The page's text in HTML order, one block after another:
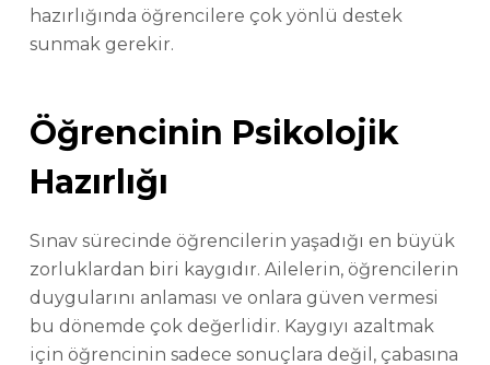
hazırlığında öğrencilere çok yönlü destek
sunmak gerekir.
Öğrencinin Psikolojik
Hazırlığı
Sınav sürecinde öğrencilerin yaşadığı en büyük
zorluklardan biri kaygıdır. Ailelerin, öğrencilerin
duygularını anlaması ve onlara güven vermesi
bu dönemde çok değerlidir. Kaygıyı azaltmak
için öğrencinin sadece sonuçlara değil, çabasına